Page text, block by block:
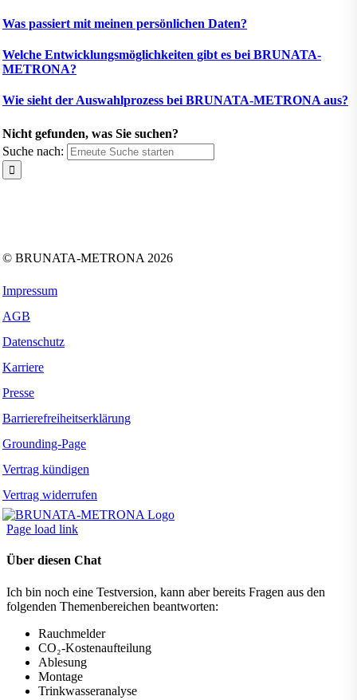
Was passiert mit meinen persönlichen Daten?
Welche Entwicklungsmöglichkeiten gibt es bei BRUNATA-
METRONA?
Wie sieht der Auswahlprozess bei BRUNATA-METRONA aus?
Nicht gefunden, was Sie suchen?
Suche nach:
© BRUNATA-METRONA 2026
Impressum
AGB
Datenschutz
Karriere
Presse
Barrierefreiheitserklärung
Grounding-Page
Vertrag kündigen
Vertrag widerrufen
Page load link
Über diesen Chat
Ich bin noch eine Testversion, kann aber bereits Fragen aus den
folgenden Themenbereichen beantworten:
Rauchmelder
CO₂-Kostenaufteilung
Ablesung
Montage
Trinkwasseranalyse